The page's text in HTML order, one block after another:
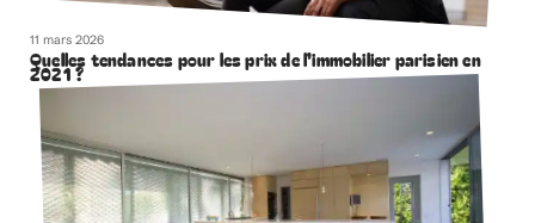
11 mars 2026
Quelles tendances pour les prix de l’immobilier parisien en
2021 ?